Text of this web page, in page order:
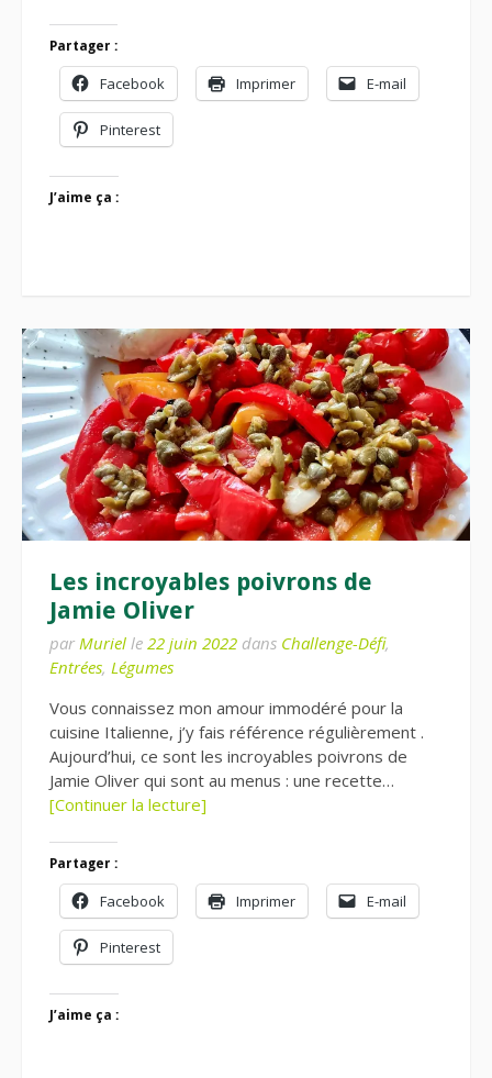
Partager :
Facebook Imprimer E-mail
Pinterest
J’aime ça :
Les incroyables poivrons de
Jamie Oliver
par Muriel le 22 juin 2022 dans Challenge-Défi,
Entrées, Légumes
Vous connaissez mon amour immodéré pour la
cuisine Italienne, j’y fais référence régulièrement .
Aujourd’hui, ce sont les incroyables poivrons de
Jamie Oliver qui sont au menus : une recette…
[Continuer la lecture]
Partager :
Facebook Imprimer E-mail
Pinterest
J’aime ça :